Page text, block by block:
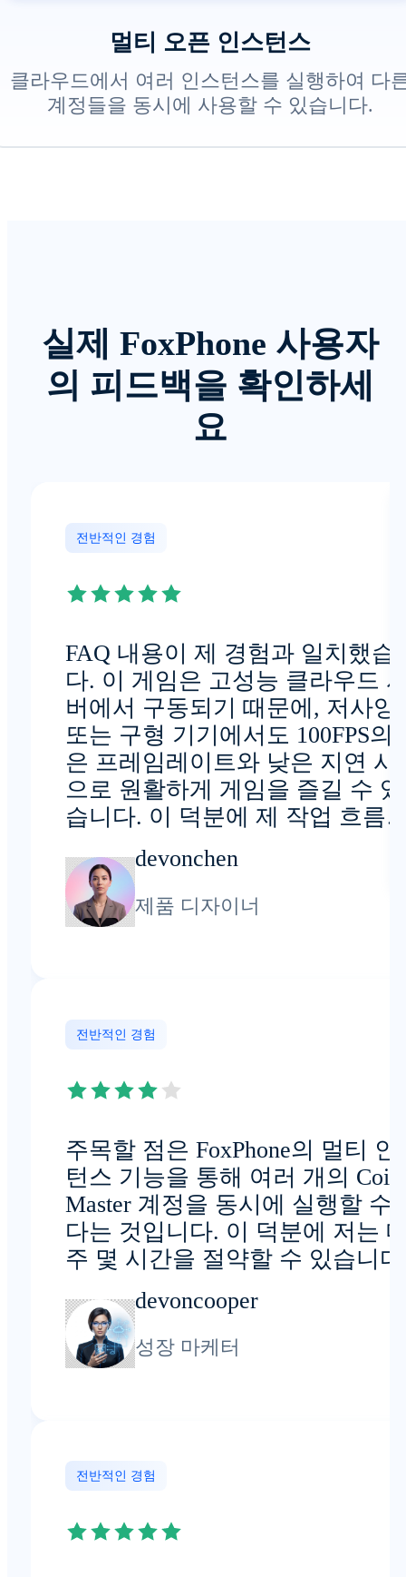
멀티 오픈 인스턴스
클라우드에서 여러 인스턴스를 실행하여 다
계정들을 동시에 사용할 수 있습니다.
실제 FoxPhone 사용자
의 피드백을 확인하세
요
전반적인 경험
FAQ 내용이 제 경험과 일치했습
다. 이 게임은 고성능 클라우드
버에서 구동되기 때문에, 저사양
또는 구형 기기에서도 100FPS의
은 프레임레이트와 낮은 지연 시
으로 원활하게 게임을 즐길 수 있
습니다. 이 덕분에 제 작업 흐름
효율적으로 진행됩니다.
devonchen
제품 디자이너
전반적인 경험
주목할 점은 FoxPhone의 멀티 인
턴스 기능을 통해 여러 개의 Coin
Master 계정을 동시에 실행할 수
다는 것입니다. 이 덕분에 저는
주 몇 시간을 절약할 수 있습니
devoncooper
성장 마케터
전반적인 경험